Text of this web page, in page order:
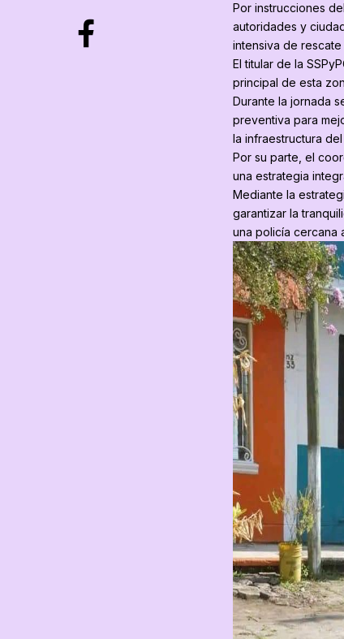
Por instrucciones
autoridades y
intensiva de
El titular de la
principal de esta
Durante la jornada
preventiva para
la infraestructura
Por su parte, el
una estrategia
Mediante la
garantizar la
una policía cercana